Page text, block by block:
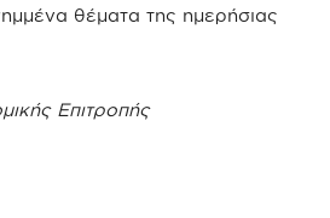
θέματα της ημερήσιας
Επιτροπής